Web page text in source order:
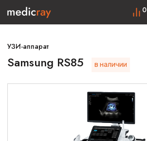
0
УЗИ-аппарат
Samsung RS85 в наличии